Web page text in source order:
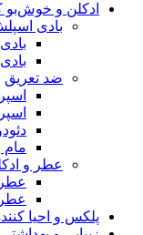
ادکلن و خوش‌بو
بادی
ضد تعریق
عطر و
عطر
عطر
پلکس و احیا